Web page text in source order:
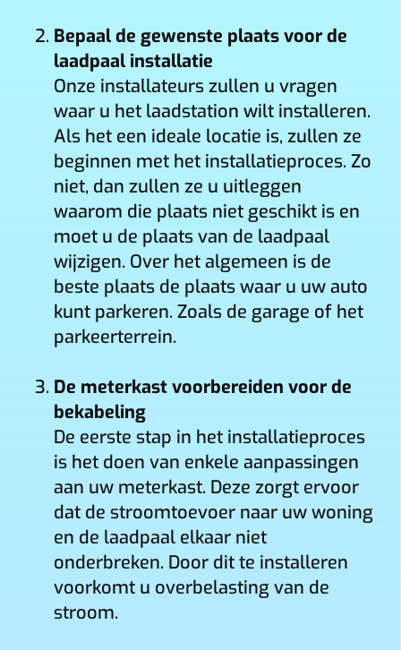
Bepaal de gewenste plaats voor de
laadpaal installatie
Onze installateurs zullen u vragen
waar u het laadstation wilt installeren.
Als het een ideale locatie is, zullen ze
beginnen met het installatieproces. Zo
niet, dan zullen ze u uitleggen
waarom die plaats niet geschikt is en
moet u de plaats van de laadpaal
wijzigen. Over het algemeen is de
beste plaats de plaats waar u uw auto
kunt parkeren. Zoals de garage of het
parkeerterrein.
De meterkast voorbereiden voor de
bekabeling
De eerste stap in het installatieproces
is het doen van enkele aanpassingen
aan uw meterkast. Deze zorgt ervoor
dat de stroomtoevoer naar uw woning
en de laadpaal elkaar niet
onderbreken. Door dit te installeren
voorkomt u overbelasting van de
stroom.